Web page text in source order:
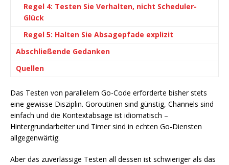
Regel 4: Testen Sie Verhalten, nicht Scheduler-
Glück
Regel 5: Halten Sie Absagepfade explizit
Abschließende Gedanken
Quellen
Das Testen von parallelem Go-Code erforderte bisher stets
eine gewisse Disziplin. Goroutinen sind günstig, Channels sind
einfach und die Kontextabsage ist idiomatisch –
Hintergrundarbeiter und Timer sind in echten Go-Diensten
allgegenwärtig.
Aber das zuverlässige Testen all dessen ist schwieriger als das